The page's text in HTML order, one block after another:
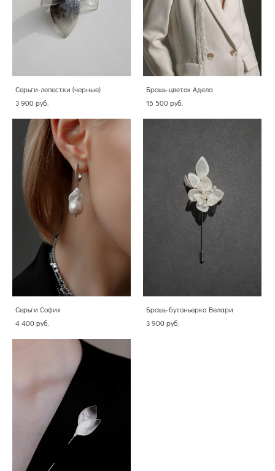
Серьги-лепестки (черные)
3 900 pуб.
Брошь-цветок Адела
15 500 pуб.
Серьги София
4 400 pуб.
Брошь-бутоньерка Велари
3 900 pуб.